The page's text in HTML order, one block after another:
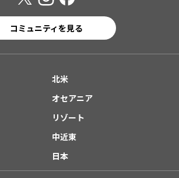
コミュニティを見る
北米
オセアニア
リゾート
中近東
日本